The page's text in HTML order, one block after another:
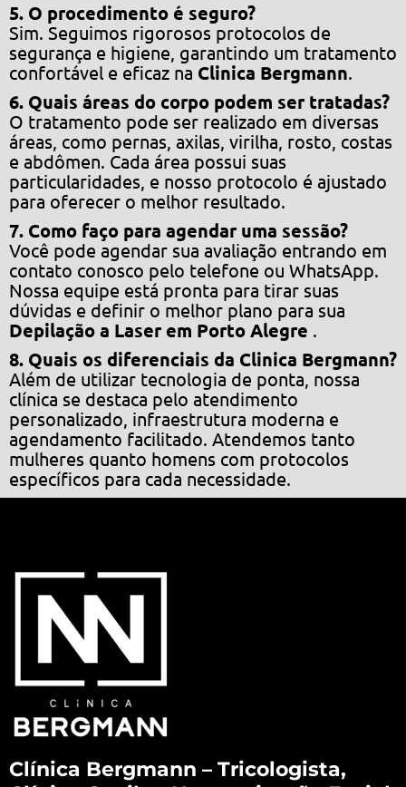
5. O procedimento é seguro?
Sim. Seguimos rigorosos protocolos de
segurança e higiene, garantindo um tratamento
confortável e eficaz na Clinica Bergmann.
6. Quais áreas do corpo podem ser tratadas?
O tratamento pode ser realizado em diversas
áreas, como pernas, axilas, virilha, rosto, costas
e abdômen. Cada área possui suas
particularidades, e nosso protocolo é ajustado
para oferecer o melhor resultado.
7. Como faço para agendar uma sessão?
Você pode agendar sua avaliação entrando em
contato conosco pelo telefone ou WhatsApp.
Nossa equipe está pronta para tirar suas
dúvidas e definir o melhor plano para sua
Depilação a Laser em Porto Alegre .
8. Quais os diferenciais da Clinica Bergmann?
Além de utilizar tecnologia de ponta, nossa
clínica se destaca pelo atendimento
personalizado, infraestrutura moderna e
agendamento facilitado. Atendemos tanto
mulheres quanto homens com protocolos
específicos para cada necessidade.
Clínica Bergmann – Tricologista,